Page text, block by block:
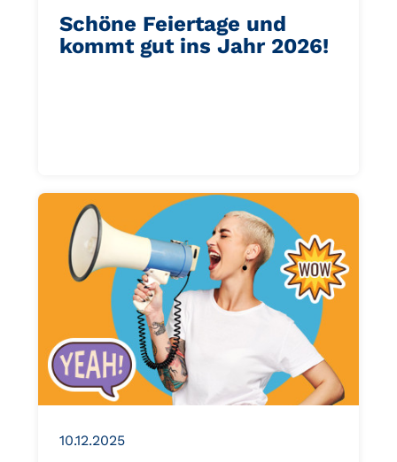
Schöne Feiertage und
kommt gut ins Jahr 2026!
10.12.2025